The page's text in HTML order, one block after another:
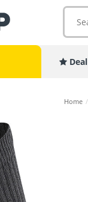
Home /